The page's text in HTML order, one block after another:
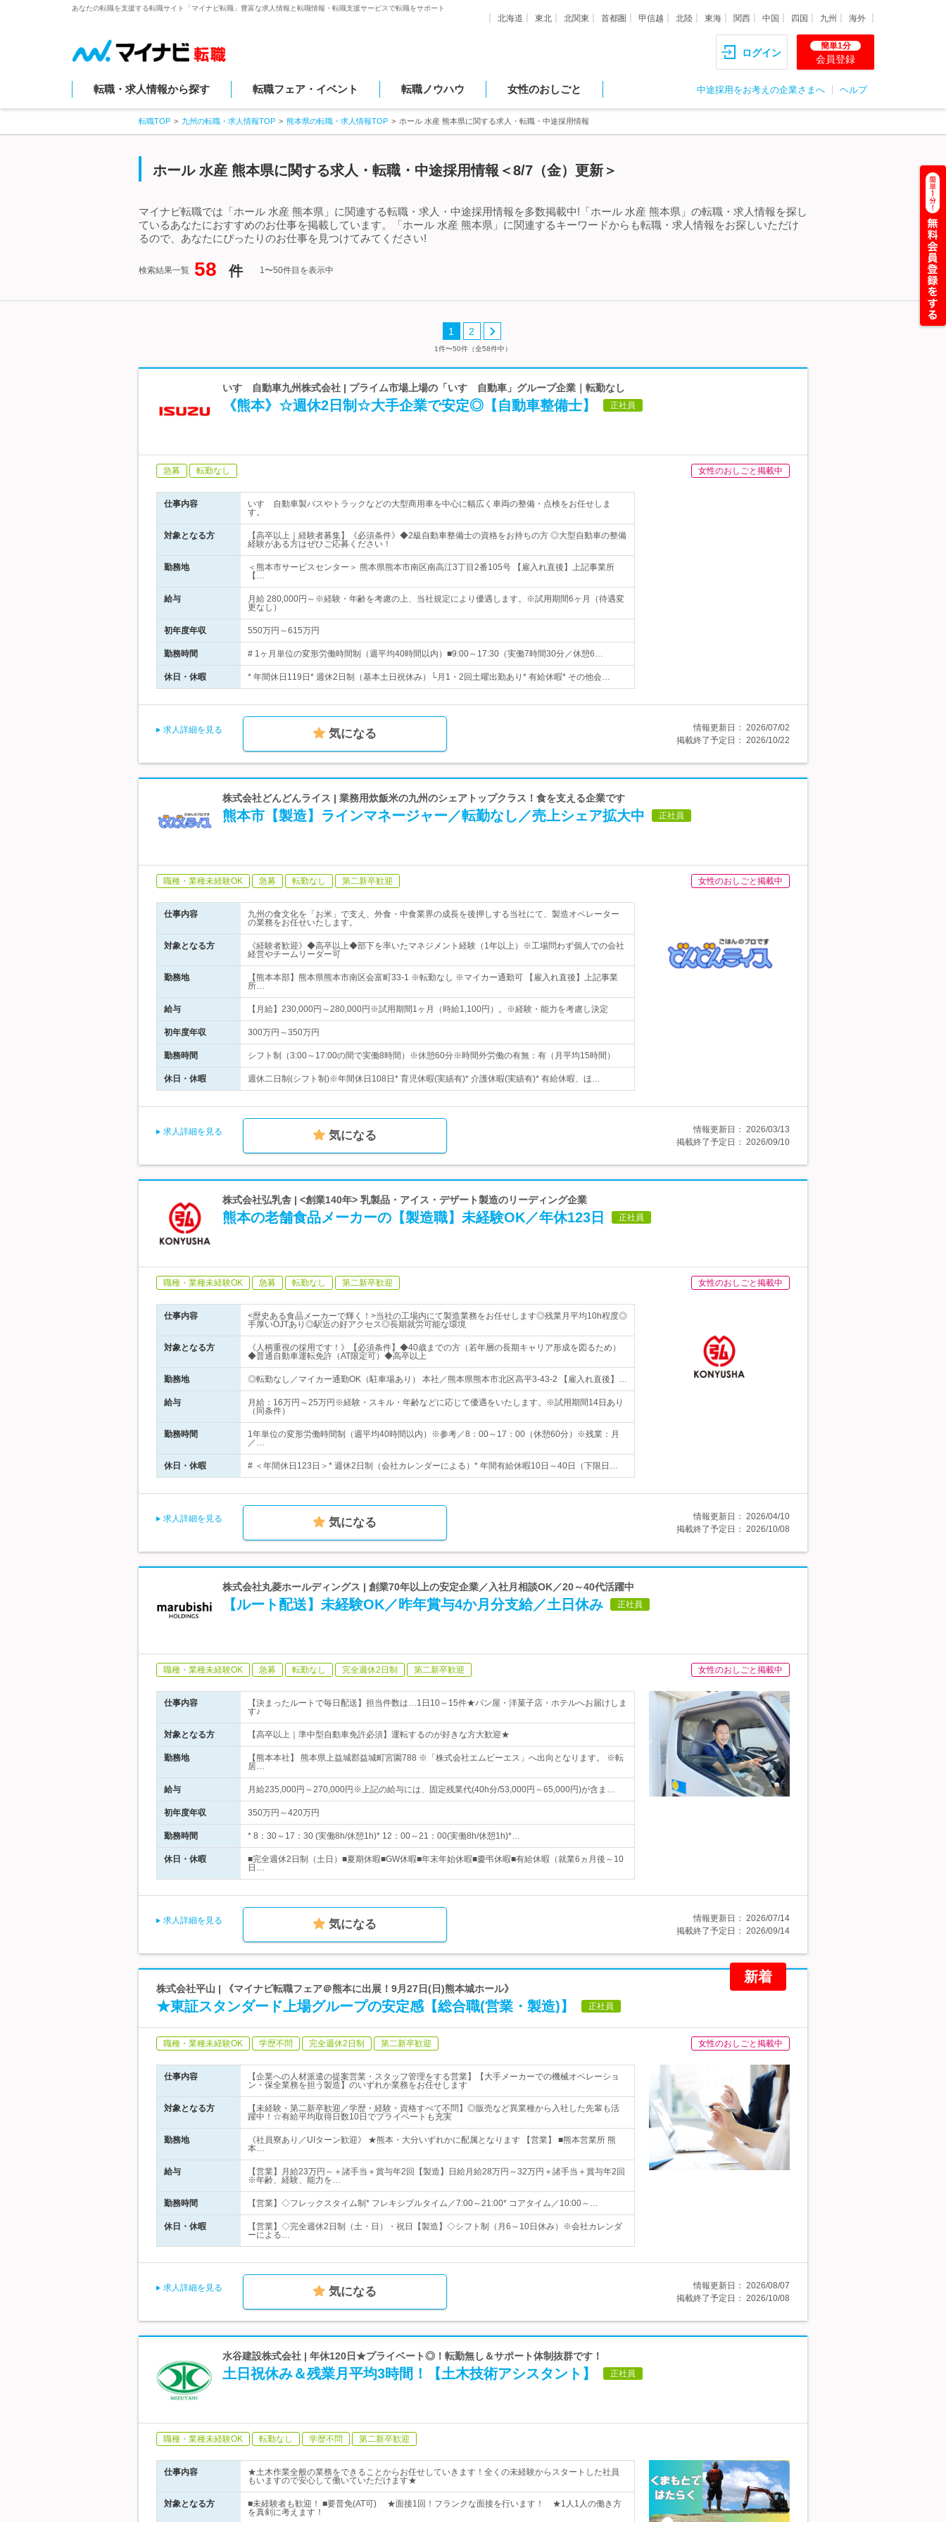
あなたの転職を支援する転職サイト「マイナビ転職」豊富な求人情報と転職情報・転職支援サービスで転職をサポート
北海道 東北 北関東 首都圏 甲信越 北陸 東海 関西 中国 四国 九州 海外
ログイン
簡単1分
会員登録
転職・求人情報から探す 転職フェア・イベント 転職ノウハウ 女性のおしごと 中途採用をお考えの企業さまへ ヘルプ
転職TOP 九州の転職・求人情報TOP 熊本県の転職・求人情報TOP ホール 水産 熊本県に関する求人・転職・中途採用情報
ホール 水産 熊本県に関する求人・転職・中途採用情報＜8/7（金）更新＞
マイナビ転職では「ホール 水産 熊本県」に関連する転職・求人・中途採用情報を多数掲載中!「ホール 水産 熊本県」の転職・求人情報を探し
ているあなたにおすすめのお仕事を掲載しています。「ホール 水産 熊本県」に関連するキーワードからも転職・求人情報をお探しいただけ
るので、あなたにぴったりのお仕事を見つけてみてください!
検索結果一覧 58 件 1〜50件目を表示中
1 2
1件〜50件（全58件中）
いすゞ自動車九州株式会社 | プライム市場上場の「いすゞ自動車」グループ企業｜転勤なし
《熊本》☆週休2日制☆大手企業で安定◎【自動車整備士】 正社員
急募 転勤なし 女性のおしごと掲載中
仕事内容
いすゞ自動車製バスやトラックなどの大型商用車を中心に幅広く車両の整備・点検をお任せしま
す。
対象となる方
【高卒以上｜経験者募集】《必須条件》◆2級自動車整備士の資格をお持ちの方 ◎大型自動車の整備
経験がある方はぜひご応募ください！
勤務地
＜熊本市サービスセンター＞ 熊本県熊本市南区南高江3丁目2番105号 【雇入れ直後】上記事業所
【…
給与
月給 280,000円～※経験・年齢を考慮の上、当社規定により優遇します。※試用期間6ヶ月（待遇変
更なし）
初年度年収 550万円～615万円
勤務時間 # 1ヶ月単位の変形労働時間制（週平均40時間以内）■9:00～17:30（実働7時間30分／休憩6…
休日・休暇 * 年間休日119日* 週休2日制（基本土日祝休み）└月1・2回土曜出勤あり* 有給休暇* その他会…
求人詳細を見る 気になる 情報更新日： 2026/07/02
掲載終了予定日： 2026/10/22
株式会社どんどんライス | 業務用炊飯米の九州のシェアトップクラス！食を支える企業です
熊本市【製造】ラインマネージャー／転勤なし／売上シェア拡大中 正社員
職種・業種未経験OK 急募 転勤なし 第二新卒歓迎 女性のおしごと掲載中
仕事内容
九州の食文化を「お米」で支え、外食・中食業界の成長を後押しする当社にて、製造オペレーター
の業務をお任せいたします。
対象となる方
《経験者歓迎》◆高卒以上◆部下を率いたマネジメント経験（1年以上）※工場問わず個人での会社
経営やチームリーダー可
勤務地
【熊本本部】熊本県熊本市南区会富町33-1 ※転勤なし ※マイカー通勤可 【雇入れ直後】上記事業
所…
給与 【月給】230,000円～280,000円※試用期間1ヶ月（時給1,100円）。※経験・能力を考慮し決定
初年度年収 300万円～350万円
勤務時間 シフト制（3:00～17:00の間で実働8時間）※休憩60分※時間外労働の有無：有（月平均15時間）
休日・休暇 週休二日制(シフト制)※年間休日108日* 育児休暇(実績有)* 介護休暇(実績有)* 有給休暇、ほ…
求人詳細を見る 気になる 情報更新日： 2026/03/13
掲載終了予定日： 2026/09/10
株式会社弘乳舎 | <創業140年> 乳製品・アイス・デザート製造のリーディング企業
熊本の老舗食品メーカーの【製造職】未経験OK／年休123日 正社員
職種・業種未経験OK 急募 転勤なし 第二新卒歓迎 女性のおしごと掲載中
仕事内容
<歴史ある食品メーカーで輝く！>当社の工場内にて製造業務をお任せします◎残業月平均10h程度◎
手厚いOJTあり◎駅近の好アクセス◎長期就労可能な環境
対象となる方
《人柄重視の採用です！》【必須条件】◆40歳までの方（若年層の長期キャリア形成を図るため）
◆普通自動車運転免許（AT限定可）◆高卒以上
勤務地 ◎転勤なし／マイカー通勤OK（駐車場あり） 本社／熊本県熊本市北区高平3-43-2 【雇入れ直後】…
給与
月給：16万円～25万円※経験・スキル・年齢などに応じて優遇をいたします。※試用期間14日あり
（同条件）
勤務時間
1年単位の変形労働時間制（週平均40時間以内）※参考／8：00～17：00（休憩60分）※残業：月
／…
休日・休暇 # ＜年間休日123日＞* 週休2日制（会社カレンダーによる）* 年間有給休暇10日～40日（下限日…
求人詳細を見る 気になる 情報更新日： 2026/04/10
掲載終了予定日： 2026/10/08
株式会社丸菱ホールディングス | 創業70年以上の安定企業／入社月相談OK／20～40代活躍中
【ルート配送】未経験OK／昨年賞与4か月分支給／土日休み 正社員
職種・業種未経験OK 急募 転勤なし 完全週休2日制 第二新卒歓迎 女性のおしごと掲載中
仕事内容
【決まったルートで毎日配送】担当件数は…1日10～15件★パン屋・洋菓子店・ホテルへお届けしま
す♪
対象となる方 【高卒以上｜準中型自動車免許必須】運転するのが好きな方大歓迎★
勤務地
【熊本本社】 熊本県上益城郡益城町宮園788 ※「株式会社エムビーエス」へ出向となります。 ※転
居…
給与 月給235,000円～270,000円※上記の給与には、固定残業代(40h分/53,000円～65,000円)が含ま…
初年度年収 350万円～420万円
勤務時間 * 8：30～17：30 (実働8h/休憩1h)* 12：00～21：00(実働8h/休憩1h)*…
休日・休暇
■完全週休2日制（土日）■夏期休暇■GW休暇■年末年始休暇■慶弔休暇■有給休暇（就業6ヵ月後～10
日…
求人詳細を見る 気になる 情報更新日： 2026/07/14
掲載終了予定日： 2026/09/14
新着
株式会社平山 | 《マイナビ転職フェア＠熊本に出展！9月27日(日)熊本城ホール》
★東証スタンダード上場グループの安定感【総合職(営業・製造)】 正社員
職種・業種未経験OK 学歴不問 完全週休2日制 第二新卒歓迎 女性のおしごと掲載中
仕事内容
【企業への人材派遣の提案営業・スタッフ管理をする営業】【大手メーカーでの機械オペレーショ
ン・保全業務を担う製造】のいずれか業務をお任せします
対象となる方
【未経験・第二新卒歓迎／学歴・経験・資格すべて不問】◎販売など異業種から入社した先輩も活
躍中！☆有給平均取得日数10日でプライベートも充実
勤務地
《社員寮あり／UIターン歓迎》 ★熊本・大分いずれかに配属となります 【営業】 ■熊本営業所 熊
本…
給与
【営業】月給23万円～＋諸手当＋賞与年2回【製造】日給月給28万円～32万円＋諸手当＋賞与年2回
※年齢、経験、能力を…
勤務時間 【営業】◇フレックスタイム制* フレキシブルタイム／7:00～21:00* コアタイム／10:00～…
休日・休暇
【営業】◇完全週休2日制（土・日）・祝日【製造】◇シフト制（月6～10日休み）※会社カレンダ
ーによる…
求人詳細を見る 気になる 情報更新日： 2026/08/07
掲載終了予定日： 2026/10/08
水谷建設株式会社 | 年休120日★プライベート◎！転勤無し＆サポート体制抜群です！
土日祝休み＆残業月平均3時間！【土木技術アシスタント】 正社員
職種・業種未経験OK 転勤なし 学歴不問 第二新卒歓迎
仕事内容
★土木作業全般の業務をできることからお任せしていきます！全くの未経験からスタートした社員
もいますので安心して働いていただけます★
対象となる方
■未経験者も歓迎！ ■要普免(AT可) ★面接1回！フランクな面接を行います！ ★1人1人の働き方
を真剣に考えます！